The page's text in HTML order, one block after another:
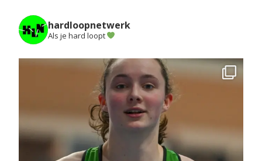
hardloopnetwerk
Als je hard loopt